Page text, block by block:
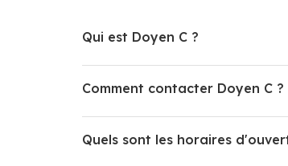
Qui est Doyen C ?
Comment contacter Doyen C ?
Quels sont les horaires